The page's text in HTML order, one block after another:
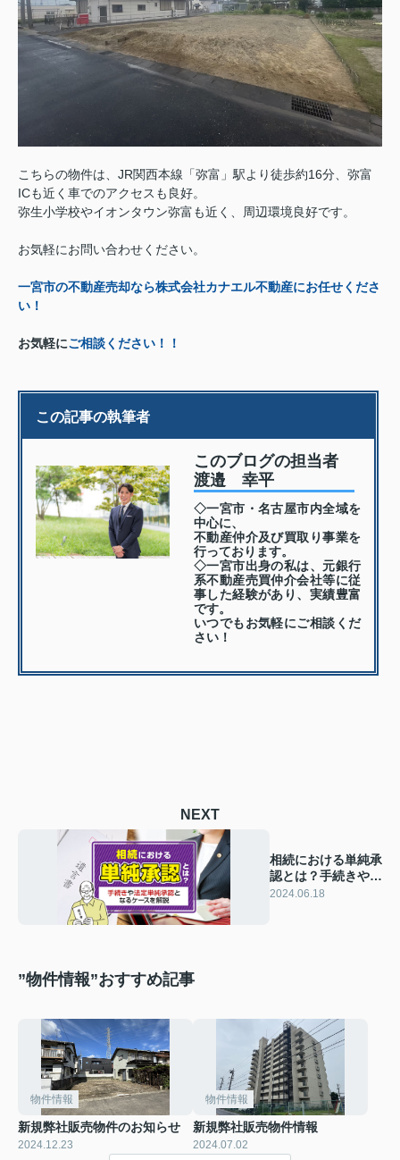
こちらの物件は、JR関西本線「弥富」駅より徒歩約16分、弥富
ICも近く車でのアクセスも良好。
弥生小学校やイオンタウン弥富も近く、周辺環境良好です。
お気軽にお問い合わせください。
一宮市の不動産売却なら株式会社カナエル不動産にお任せくださ
い！
お気軽にご相談ください！！
この記事の執筆者
このブログの担当者
渡邉 幸平
◇一宮市・名古屋市内全域を
中心に、
不動産仲介及び買取り事業を
行っております。
◇一宮市出身の私は、元銀行
系不動産売買仲介会社等に従
事した経験があり、実績豊富
です。
いつでもお気軽にご相談くだ
さい！
NEXT
相続における単純承
認とは？手続きや法
定単純承認となるケ
2024.06.18
”物件情報”おすすめ記事
物件情報
新規弊社販売物件のお知らせ
2024.12.23
物件情報
新規弊社販売物件情報
2024.07.02